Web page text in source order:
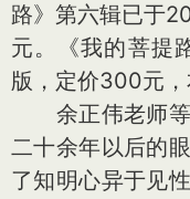
路》第六辑已于
元。《我的菩提
版，定价300元，
余正伟老师等
二十余年以后的
了知明心异于见